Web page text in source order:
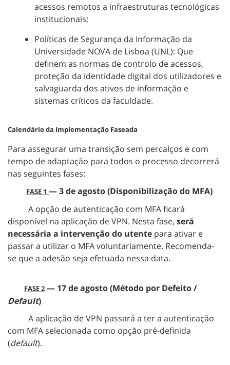
acessos remotos a infraestruturas tecnológicas
institucionais;
Políticas de Segurança da Informação da
Universidade NOVA de Lisboa (UNL): Que
definem as normas de controlo de acessos,
proteção da identidade digital dos utilizadores e
salvaguarda dos ativos de informação e
sistemas críticos da faculdade.
Calendário da Implementação Faseada
Para assegurar uma transição sem percalços e com
tempo de adaptação para todos o processo decorrerá
nas seguintes fases:
FASE 1 — 3 de agosto (Disponibilização do MFA)
A opção de autenticação com MFA ficará
disponível na aplicação de VPN. Nesta fase, será
necessária a intervenção do utente para ativar e
passar a utilizar o MFA voluntariamente. Recomenda-
se que a adesão seja efetuada nessa data.
FASE 2 — 17 de agosto (Método por Defeito /
Default)
A aplicação de VPN passará a ter a autenticação
com MFA selecionada como opção pré-definida
(default).